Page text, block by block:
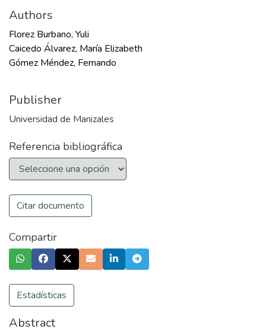
Authors
Florez Burbano, Yuli
Caicedo Álvarez, María Elizabeth
Gómez Méndez, Fernando
Publisher
Universidad de Manizales
Referencia bibliográfica
Citar documento
Compartir
Estadísticas
Abstract